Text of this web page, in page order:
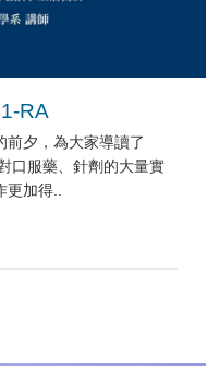
RA
前夕，為大家導讀了
口服藥、針劑的大量實
加得..